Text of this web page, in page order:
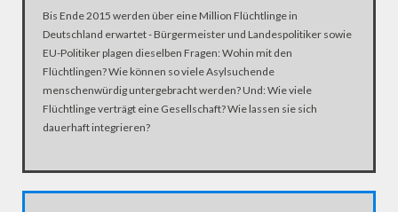
Bis Ende 2015 werden über eine Million Flüchtlinge in
Deutschland erwartet - Bürgermeister und Landespolitiker sowie
EU-Politiker plagen dieselben Fragen: Wohin mit den
Flüchtlingen? Wie können so viele Asylsuchende
menschenwürdig untergebracht werden? Und: Wie viele
Flüchtlinge verträgt eine Gesellschaft? Wie lassen sie sich
dauerhaft integrieren?